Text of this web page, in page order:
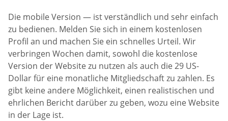
Die mobile Version — ist verständlich und sehr einfach
zu bedienen. Melden Sie sich in einem kostenlosen
Profil an und machen Sie ein schnelles Urteil. Wir
verbringen Wochen damit, sowohl die kostenlose
Version der Website zu nutzen als auch die 29 US-
Dollar für eine monatliche Mitgliedschaft zu zahlen. Es
gibt keine andere Möglichkeit, einen realistischen und
ehrlichen Bericht darüber zu geben, wozu eine Website
in der Lage ist.